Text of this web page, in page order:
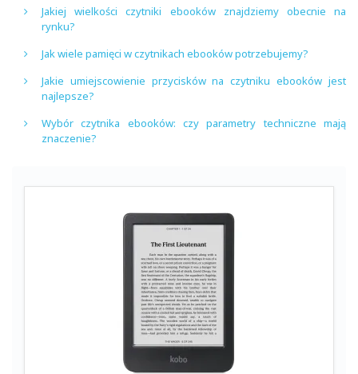
Jakiej wielkości czytniki ebooków znajdziemy obecnie na
rynku?
Jak wiele pamięci w czytnikach ebooków potrzebujemy?
Jakie umiejscowienie przycisków na czytniku ebooków jest
najlepsze?
Wybór czytnika ebooków: czy parametry techniczne mają
znaczenie?